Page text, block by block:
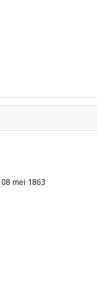
08 mei 1863